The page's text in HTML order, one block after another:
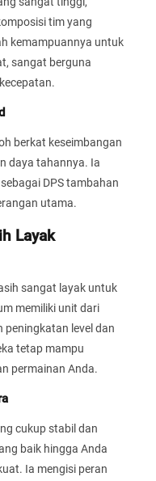
tim yang
kemampuannya untuk
sangat berguna
berkat keseimbangan
daya tahannya. Ia
DPS tambahan
utama.
Layak
sangat layak untuk
memiliki unit dari
peningkatan level dan
tetap mampu
permainan Anda.
cukup stabil dan
baik hingga Anda
Ia mengisi peran